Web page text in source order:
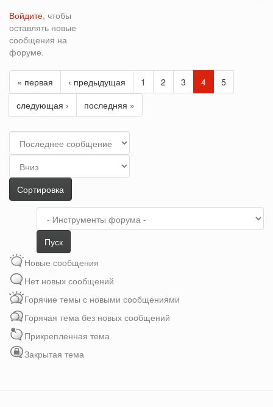
Войдите, чтобы
оставлять новые
сообщения на
форуме.
« первая ‹ предыдущая 1 2 3 4
5
следующая ›
последняя »
Сортировка
Пуск
Новые сообщения
Нет новых сообщений
Горячие темы с новыми сообщениями
Горячая тема без новых сообщений
Прикрепленная тема
Закрытая тема